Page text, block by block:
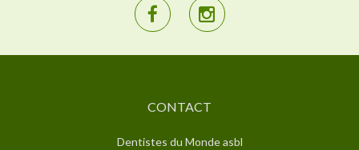
CONTACT
Dentistes du Monde asbl